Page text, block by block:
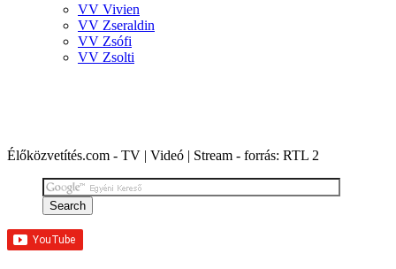
VV Vivien
VV Zseraldin
VV Zsófi
VV Zsolti
Élőközvetítés.com - TV | Videó | Stream - forrás: RTL 2